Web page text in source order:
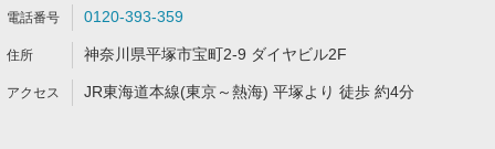
0120-393-359
神奈川県平塚市宝町2-9 ダイヤビル2F
JR東海道本線(東京～熱海) 平塚より 徒歩 約4分